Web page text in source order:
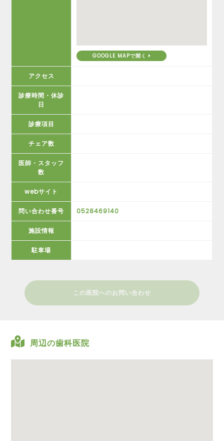
GOOGLE MAPで開く
アクセス
診療時間・休診
日
診療項目
チェア数
医師・スタッフ
数
webサイト
問い合わせ番号 0528469140
施設情報
駐車場
この医院へのお問い合わせ
周辺の歯科医院